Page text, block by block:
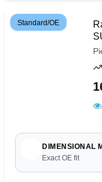
Standard/OE
DIMENSIONAL
Exact OE fit